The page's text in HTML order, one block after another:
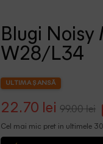
Blugi Noisy
W28/L34
ULTIMA ȘANSĂ
22.70 lei 99.00 lei
Cel mai mic pret in ultimele